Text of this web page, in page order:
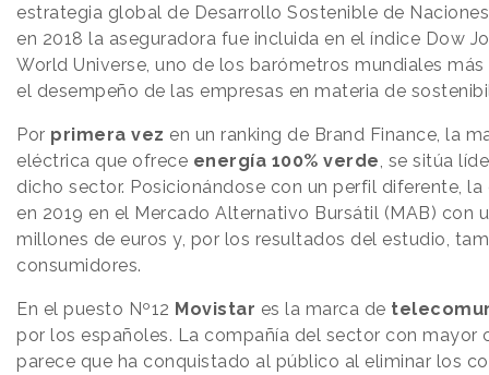
estrategia global de Desarrollo Sostenible de
en 2018 la aseguradora fue incluida en el índice Dow
World Universe, uno de los barómetros mundiales
el desempeño de las empresas en materia de
Por primera vez en un ranking de Brand Finance, la
eléctrica que ofrece energía 100% verde , se sitúa
dicho sector. Posicionándose con un perfil diferente,
en 2019 en el Mercado Alternativo Bursátil (MAB) con
millones de euros y, por los resultados del estudio,
consumidores.
En el puesto Nº12 Movistar es la marca de
por los españoles. La compañía del sector con mayor
parece que ha conquistado al público al eliminar los